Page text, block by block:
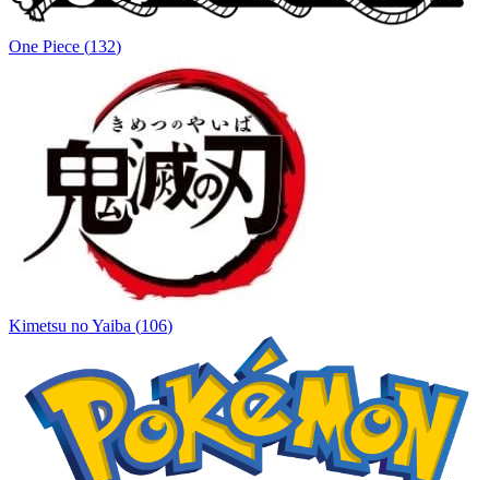
One Piece (132)
Kimetsu no Yaiba (106)